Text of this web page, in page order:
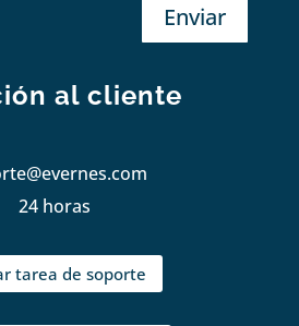
Enviar
al cliente
24 horas
tarea de soporte